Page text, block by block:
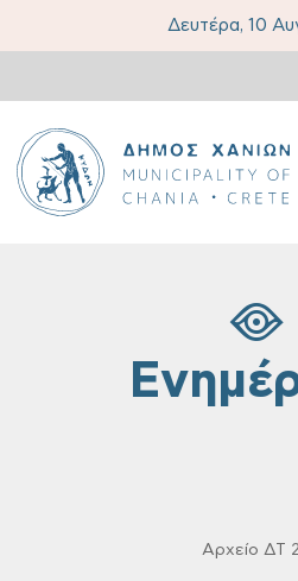
Δευτέρα, 10
Αρχείο ΔΤ